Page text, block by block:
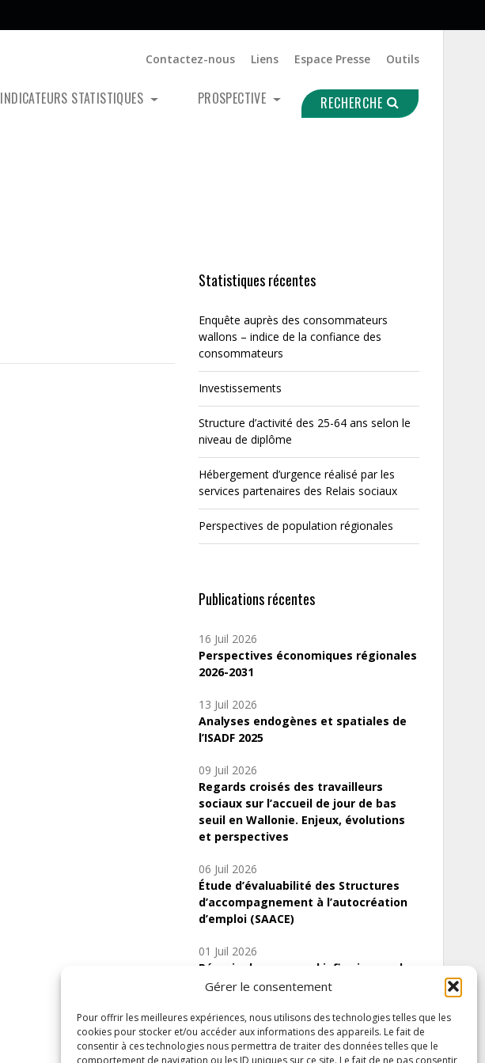
Gérer le consentement
Pour offrir les meilleures expériences, nous utilisons des technologies telles que les
cookies pour stocker et/ou accéder aux informations des appareils. Le fait de
consentir à ces technologies nous permettra de traiter des données telles que le
comportement de navigation ou les ID uniques sur ce site. Le fait de ne pas consentir
Contactez-nous Liens Espace Presse Outils
INDICATEURS STATISTIQUES PROSPECTIVE RECHERCHE
Statistiques récentes
Enquête auprès des consommateurs
wallons – indice de la confiance des
consommateurs
Investissements
Structure d’activité des 25-64 ans selon le
niveau de diplôme
Hébergement d’urgence réalisé par les
services partenaires des Relais sociaux
Perspectives de population régionales
Publications récentes
16 Juil 2026
Perspectives économiques régionales
2026-2031
13 Juil 2026
Analyses endogènes et spatiales de
l’ISADF 2025
09 Juil 2026
Regards croisés des travailleurs
sociaux sur l’accueil de jour de bas
seuil en Wallonie. Enjeux, évolutions
et perspectives
06 Juil 2026
Étude d’évaluabilité des Structures
d’accompagnement à l’autocréation
d’emploi (SAACE)
01 Juil 2026
Pénurie du personnel infirmier :quels
indicateurs d’offre de soins pour